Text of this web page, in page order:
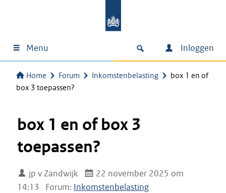
Menu Inloggen
Home Forum Inkomstenbelasting
box 1 en of
box 3 toepassen?
box 1 en of box 3
toepassen?
jp v Zandwijk
22 november 2025 om
14:13
Forum: Inkomstenbelasting